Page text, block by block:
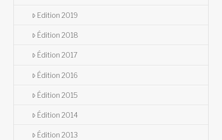
Edition 2019
Édition 2018
Édition 2017
Édition 2016
Édition 2015
Édition 2014
Édition 2013